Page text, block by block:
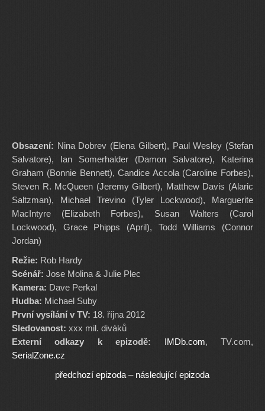
Obsazení: Nina Dobrev (Elena Gilbert), Paul Wesley (Stefan
Salvatore), Ian Somerhalder (Damon Salvatore), Katerina
Graham (Bonnie Bennett), Candice Accola (Caroline Forbes),
Steven R. McQueen (Jeremy Gilbert), Matthew Davis (Alaric
Saltzman), Michael Trevino (Tyler Lockwood), Marguerite
MacIntyre (Elizabeth Forbes), Susan Walters (Carol
Lockwood), Grace Phipps (April), Todd Williams (Connor
Jordan)
Režie: Rob Hardy
Scénář: Jose Molina & Julie Plec
Kamera: Dave Perkal
Hudba: Michael Suby
První vysílání v TV: 18. října 2012
Sledovanost: xxx mil. diváků
Externí odkazy k epizodě:
IMDb.com, TV.com,
SerialZone.cz
předchozí epizoda – následující epizoda